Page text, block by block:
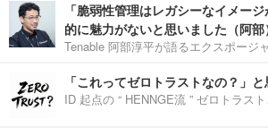
「脆弱性管理はレガシーなイメー
的に魅力がないと思いました（阿部
Tenable 阿部淳平が語るエクスポージ
「これってゼロトラストなの？」
ID 起点の “ HENNGE流 ” ゼロトラス